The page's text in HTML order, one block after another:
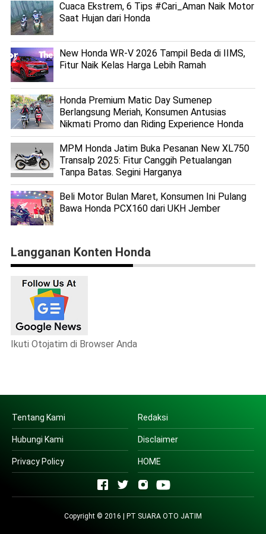
Cuaca Ekstrem, 6 Tips #Cari_Aman Naik Motor
Saat Hujan dari Honda
New Honda WR-V 2026 Tampil Beda di IIMS,
Fitur Naik Kelas Harga Lebih Ramah
Honda Premium Matic Day Sumenep
Berlangsung Meriah, Konsumen Antusias
Nikmati Promo dan Riding Experience Honda
MPM Honda Jatim Buka Pesanan New XL750
Transalp 2025: Fitur Canggih Petualangan
Tanpa Batas. Segini Harganya
Beli Motor Bulan Maret, Konsumen Ini Pulang
Bawa Honda PCX160 dari UKH Jember
Langganan Konten Honda
Ikuti Otojatim di Browser Anda
Tentang Kami Redaksi
Hubungi Kami Disclaimer
Privacy Policy HOME
Copyright © 2016 | PT SUARA OTO JATIM